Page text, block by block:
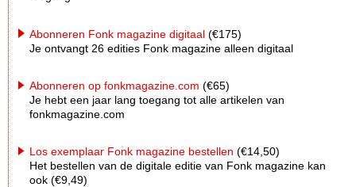
Abonneren Fonk magazine digitaal (€175)
Je ontvangt 26 edities Fonk magazine alleen digitaal
Abonneren op fonkmagazine.com (€65)
Je hebt een jaar lang toegang tot alle artikelen van
fonkmagazine.com
Los exemplaar Fonk magazine bestellen (€14,50)
Het bestellen van de digitale editie van Fonk magazine kan
ook (€9,49)